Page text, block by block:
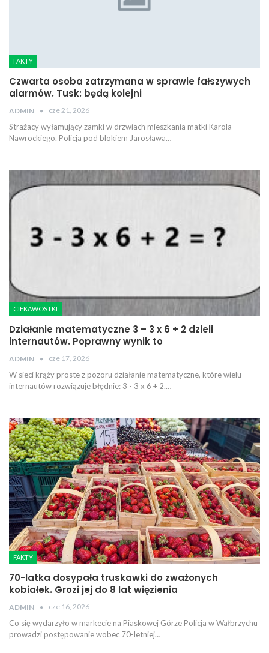
FAKTY
Czwarta osoba zatrzymana w sprawie fałszywych
alarmów. Tusk: będą kolejni
ADMIN cze 21, 2026
Strażacy wyłamujący zamki w drzwiach mieszkania matki Karola
Nawrockiego. Policja pod blokiem Jarosława…
CIEKAWOSTKI
Działanie matematyczne 3 – 3 x 6 + 2 dzieli
internautów. Poprawny wynik to
ADMIN cze 17, 2026
W sieci krąży proste z pozoru działanie matematyczne, które wielu
internautów rozwiązuje błędnie: 3 - 3 x 6 + 2.…
FAKTY
70-latka dosypała truskawki do zważonych
kobiałek. Grozi jej do 8 lat więzienia
ADMIN cze 16, 2026
Co się wydarzyło w markecie na Piaskowej Górze Policja w Wałbrzychu
prowadzi postępowanie wobec 70-letniej…